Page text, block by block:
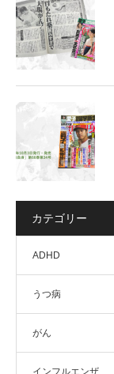
カテゴリー
ADHD
うつ病
がん
インフルエンザ